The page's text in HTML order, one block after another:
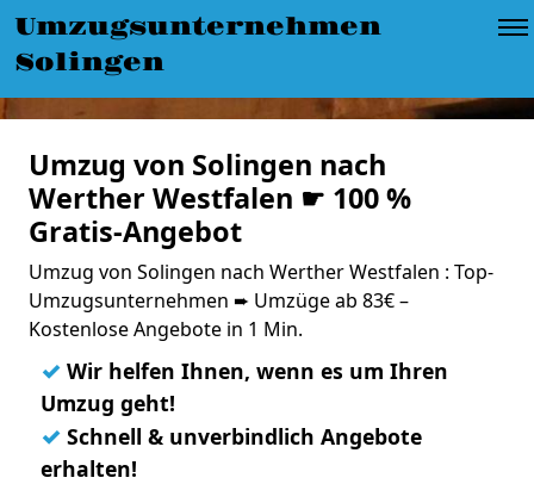
Umzugsunternehmen
Solingen
Umzug von Solingen nach
Werther Westfalen ☛ 100 %
Gratis-Angebot
Umzug von Solingen nach Werther Westfalen : Top-
Umzugsunternehmen ➨ Umzüge ab 83€ –
Kostenlose Angebote in 1 Min.
✓ Wir helfen Ihnen, wenn es um Ihren
Umzug geht!
✓ Schnell & unverbindlich Angebote
erhalten!